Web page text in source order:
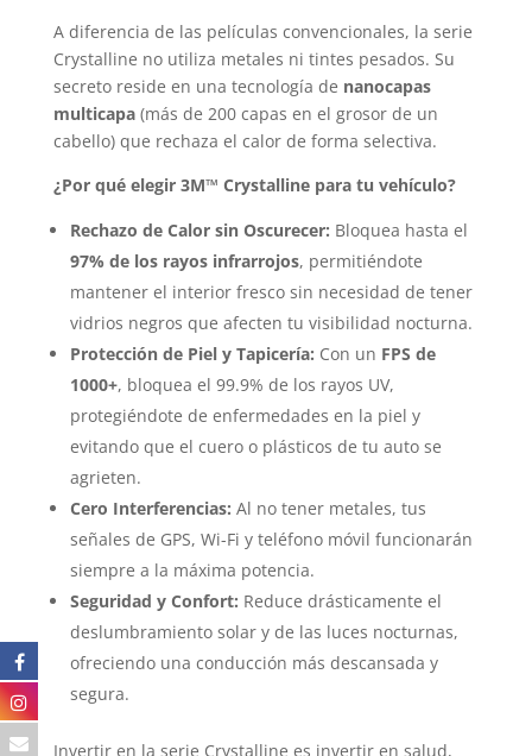
A diferencia de las películas convencionales, la serie
Crystalline no utiliza metales ni tintes pesados. Su
secreto reside en una tecnología de nanocapas
multicapa(más de 200 capas en el grosor de un
cabello) que rechaza el calor de forma selectiva.
¿Por qué elegir 3M™ Crystalline para tu vehículo?
Rechazo de Calor sin Oscurecer: Bloquea hasta el
97% de los rayos infrarrojos, permitiéndote
mantener el interior fresco sin necesidad de tener
vidrios negros que afecten tu visibilidad nocturna.
Protección de Piel y Tapicería: Con un FPS de
1000+, bloquea el 99.9% de los rayos UV,
protegiéndote de enfermedades en la piel y
evitando que el cuero o plásticos de tu auto se
agrieten.
Cero Interferencias: Al no tener metales, tus
señales de GPS, Wi-Fi y teléfono móvil funcionarán
siempre a la máxima potencia.
Seguridad y Confort: Reduce drásticamente el
deslumbramiento solar y de las luces nocturnas,
ofreciendo una conducción más descansada y
segura.
Invertir en la serie Crystalline es invertir en salud,